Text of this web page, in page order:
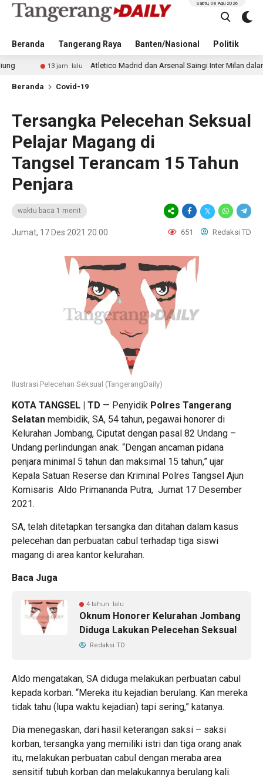
Beranda Tangerang Raya Banten/Nasional Politik
Sabtu, 08 Agu 2026
13 jam lalu Atletico Madrid dan Arsenal Saingi Inter Milan dalam
Beranda Covid-19
Tersangka Pelecehan Seksual
Pelajar Magang di
Tangsel Terancam 15 Tahun
Penjara
waktu baca 1 menit
Jumat, 17 Des 2021 20:00 651 Redaksi TD
Ilustrasi Pelecehan Seksual (TangerangDaily)
KOTA TANGSEL | TD — Penyidik Polres Tangerang
Selatan membidik, SA, 54 tahun, pegawai honorer di
Kelurahan Jombang, Ciputat dengan pasal 82 Undang –
Undang perlindungan anak. “Dengan ancaman pidana
penjara minimal 5 tahun dan maksimal 15 tahun,” ujar
Kepala Satuan Reserse dan Kriminal Polres Tangsel Ajun
Komisaris Aldo Primananda Putra, Jumat 17 Desember
2021.
SA, telah ditetapkan tersangka dan ditahan dalam kasus
pelecehan dan perbuatan cabul terhadap tiga siswi
magang di area kantor kelurahan.
Baca Juga
4 tahun lalu
Oknum Honorer Kelurahan Jombang
Diduga Lakukan Pelecehan Seksual
Redaksi TD
Aldo mengatakan, SA diduga melakukan perbuatan cabul
kepada korban. “Mereka itu kejadian berulang. Kan mereka
tidak tahu (lupa waktu kejadian) tapi sering,” katanya.
Dia menegaskan, dari hasil keterangan saksi – saksi
korban, tersangka yang memiliki istri dan tiga orang anak
itu, melakukan perbuatan cabul dengan meraba area
sensitif tubuh korban dan melakukannya berulang kali.